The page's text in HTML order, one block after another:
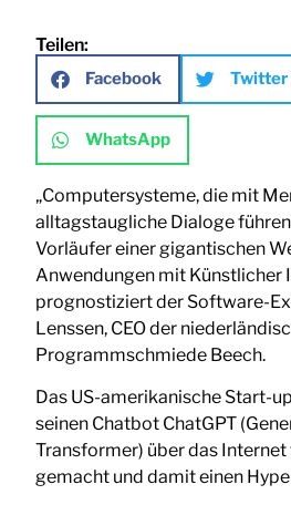
Teilen:
Facebook Twitter
WhatsApp
„Computersysteme, die mit
alltagstaugliche Dialoge
Vorläufer einer gigantischen
Anwendungen mit Künstlicher
prognostiziert der Software-
Lenssen, CEO der
Programmschmiede Beech.
Das US-amerikanische Start-
seinen Chatbot ChatGPT
Transformer) über das
gemacht und damit einen